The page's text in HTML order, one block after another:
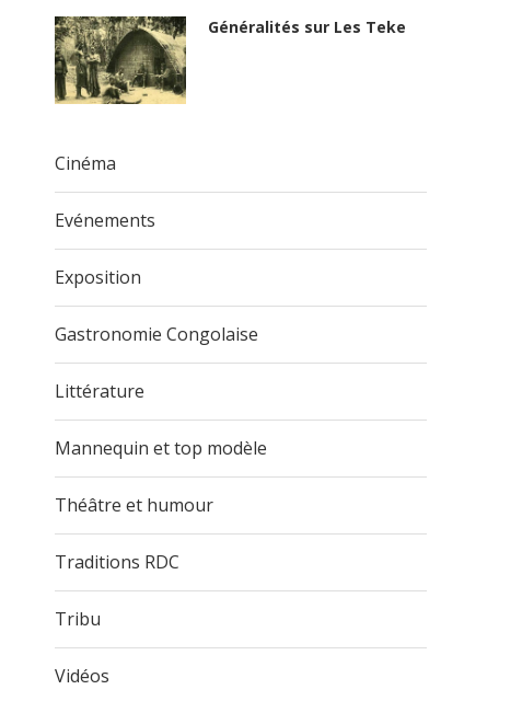
Généralités sur Les Teke
Cinéma
Evénements
Exposition
Gastronomie Congolaise
Littérature
Mannequin et top modèle
Théâtre et humour
Traditions RDC
Tribu
Vidéos